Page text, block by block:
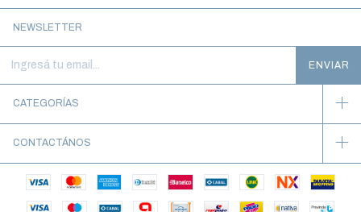
NEWSLETTER
CATEGORÍAS
CONTACTÁNOS